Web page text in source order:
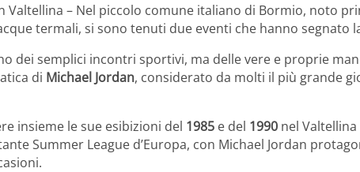
Valtellina – Nel piccolo comune italiano di Bormio, noto
termali, si sono tenuti due eventi che hanno segnato
dei semplici incontri sportivi, ma delle vere e proprie
di Michael Jordan, considerato da molti il più grande
insieme le sue esibizioni del 1985 e del 1990 nel
Summer League d’Europa, con Michael Jordan